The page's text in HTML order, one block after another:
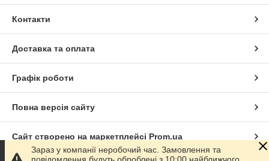
Контакти
Доставка та оплата
Графік роботи
Повна версія сайту
Сайт створено на маркетплейсі Prom.ua
Зараз у компанії неробочий час. Замовлення та